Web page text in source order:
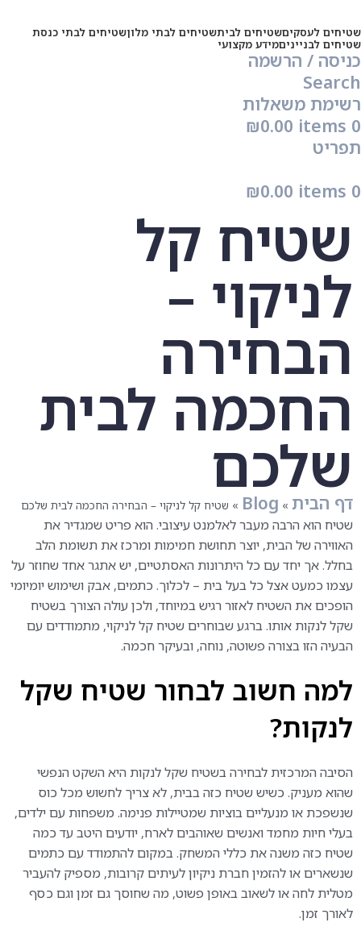
שטיחים לעסקיםשטיחים לביתשטיחים לבתי מלוןשטיחים לבתי כנסת
שטיחים לבנייניםמידע מקצועי
כניסה / הרשמה
Search
רשימת משאלות
0
items
₪0.00
תפריט
0
items
₪0.00
שטיח קל
לניקוי –
הבחירה
החכמה לבית
שלכם
דף הבית »
Blog
» שטיח קל לניקוי – הבחירה החכמה לבית שלכם
שטיח הוא הרבה מעבר לאלמנט עיצובי. הוא פריט שמגדיר את
האווירה של הבית, יוצר תחושת חמימות ומרכז את תשומת הלב
בחלל. אך יחד עם כל היתרונות האסתטיים, יש אתגר אחד שחוזר על
עצמו כמעט אצל כל בעל בית – לכלוך. כתמים, אבק ושימוש יומיומי
הופכים את השטיח לאזור רגיש במיוחד, ולכן עולה הצורך בשטיח
שקל לנקות אותו. ברגע שבוחרים שטיח קל לניקוי, מתמודדים עם
הבעיה הזו בצורה פשוטה, נוחה, ובעיקר חכמה.
למה חשוב לבחור שטיח שקל
לנקות?
הסיבה המרכזית לבחירה בשטיח שקל לנקות היא השקט הנפשי
שהוא מעניק. כשיש שטיח כזה בבית, לא צריך לחשוש מכל כוס
שנשפכת או מנעליים בוציות שמטיילות פנימה. משפחות עם ילדים,
בעלי חיות מחמד ואנשים שאוהבים לארח, יודעים היטב עד כמה
שטיח כזה משנה את כללי המשחק. במקום להתמודד עם כתמים
שנשארים או להזמין חברת ניקיון לעיתים קרובות, מספיק להעביר
מטלית לחה או לשאוב באופן פשוט, מה שחוסך גם זמן וגם כסף
לאורך זמן.